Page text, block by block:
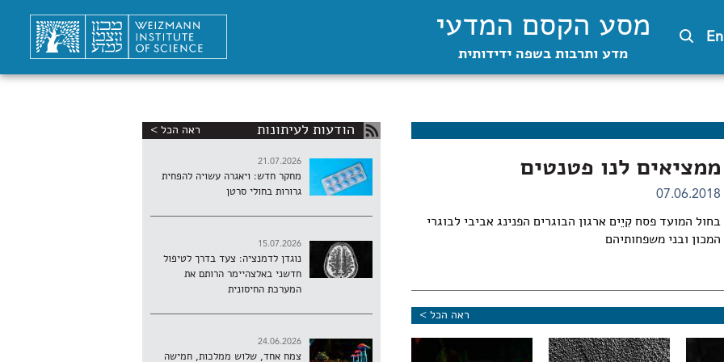
En מסע הקסם המדעי
מדע ותרבות בשפה ידידותית
ממציאים לנו פטנטים
07.06.2018
בחול המועד פסח קִיֵים ארגון הבוגרים הפנינג אביבי לבוגרי
המכון ובני משפחותיהם
ראה הכל >
הודעות לעיתונות ראה הכל >
21.07.2026
מחקר חדש: ויאגרה עשויה להפחית
גרורות בחולי סרטן
15.07.2026
נוגדן לדמנציה: צעד בדרך לטיפול
חדשני באלצהיימר הרותם את
המערכת החיסונית
24.06.2026
צמח אחד, שלוש ממלכות, חמישה